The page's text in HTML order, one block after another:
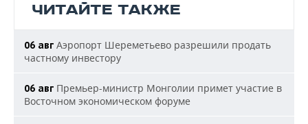
ЧИТАЙТЕ ТАКЖЕ
06 авг Аэропорт Шереметьево разрешили продать
частному инвестору
06 авг Премьер-министр Монголии примет участие в
Восточном экономическом форуме